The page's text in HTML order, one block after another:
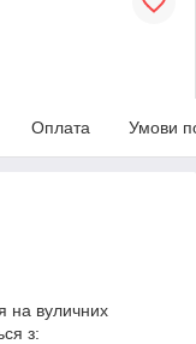
Оплата Умови
на вуличних
з: